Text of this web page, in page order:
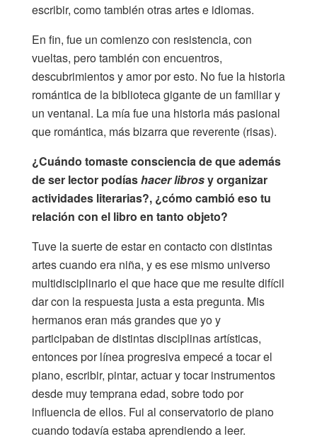
escribir, como también otras artes e idiomas.
En fin, fue un comienzo con resistencia, con
vueltas, pero también con encuentros,
descubrimientos y amor por esto. No fue la historia
romántica de la biblioteca gigante de un familiar y
un ventanal. La mía fue una historia más pasional
que romántica, más bizarra que reverente (risas).
¿Cuándo tomaste consciencia de que además
de ser lector podíashacer librosy organizar
actividades literarias?, ¿cómo cambió eso tu
relación con el libro en tanto objeto?
Tuve la suerte de estar en contacto con distintas
artes cuando era niña, y es ese mismo universo
multidisciplinario el que hace que me resulte difícil
dar con la respuesta justa a esta pregunta. Mis
hermanos eran más grandes que yo y
participaban de distintas disciplinas artísticas,
entonces por línea progresiva empecé a tocar el
piano, escribir, pintar, actuar y tocar instrumentos
desde muy temprana edad, sobre todo por
influencia de ellos. Fui al conservatorio de piano
cuando todavía estaba aprendiendo a leer.